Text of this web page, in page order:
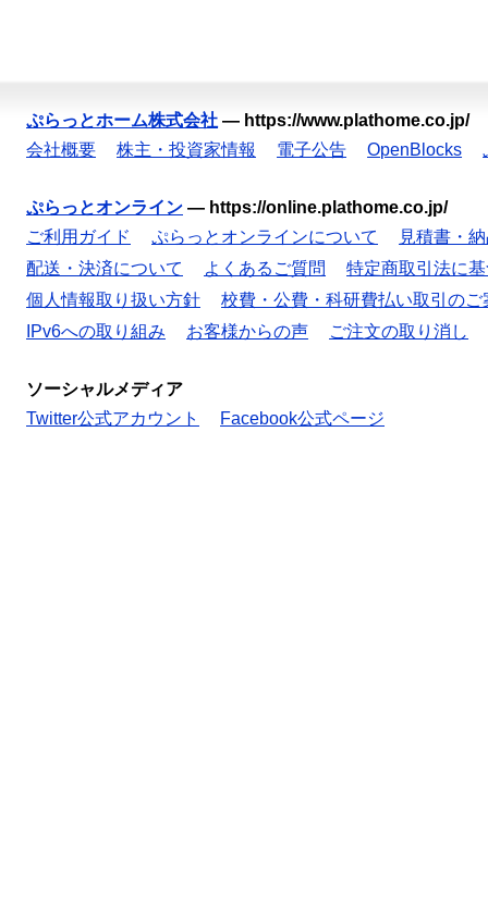
ぷらっとホーム株式会社 — https://www.plathome.co.jp/
会社概要
株主・投資家情報 電子公告 OpenBlocks
ぷらっとオンライン — https://online.plathome.co.jp/
ご利用ガイド
ぷらっとオンラインについて
見積書・
配送・決済について
よくあるご質問
特定商取引法に
個人情報取り扱い方針
校費・公費・科研費払い取引のご
IPv6への取り組み
お客様からの声 ご注文の取り消し
ソーシャルメディア
Twitter公式アカウント
Facebook公式ページ